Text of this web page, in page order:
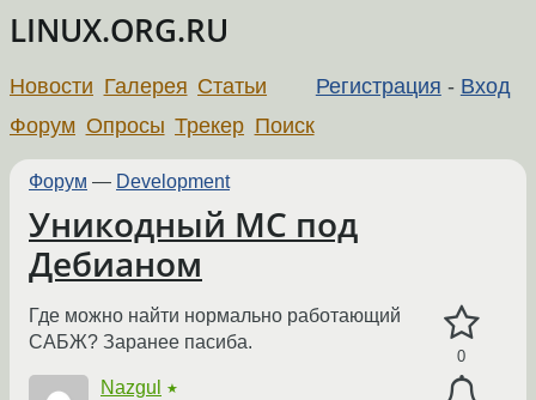
LINUX.ORG.RU
Регистрация - Вход
Новости Галерея Статьи
Форум Опросы Трекер Поиск
Форум — Development
Уникодный MC под
Дебианом
0
Где можно найти нормально работающий
САБЖ? Заранее пасиба.
Nazgul ★